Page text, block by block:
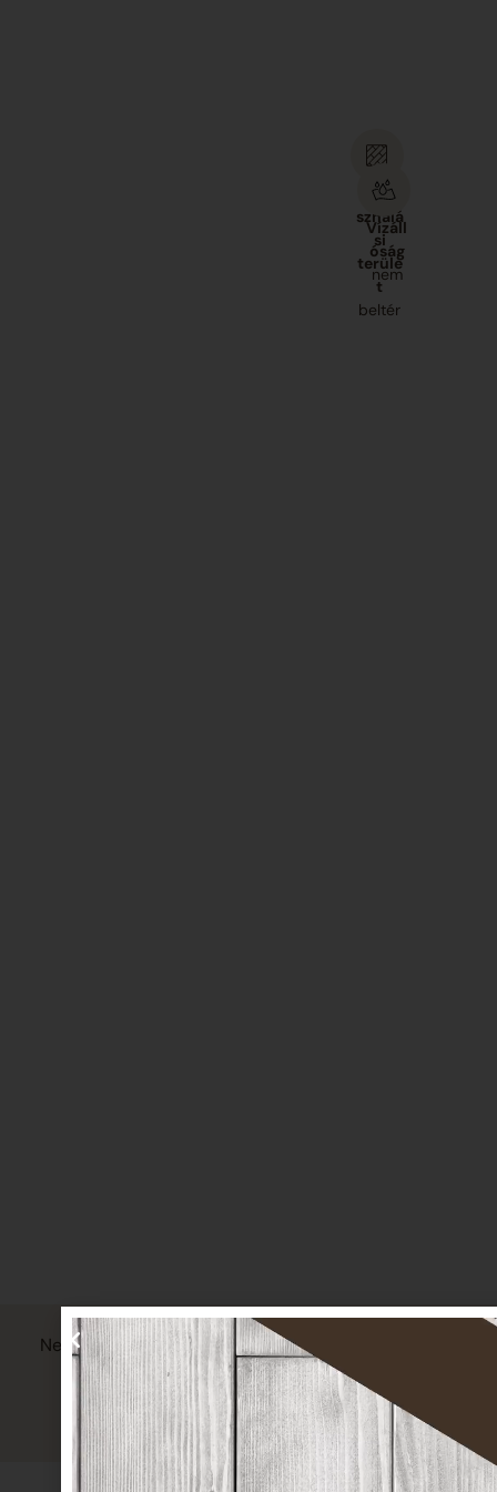
Felha
sználá
si
terüle
t
beltér
Vízáll
óság
nem
Nem biztos benne, hogy ez az Ön számára tökéletes
termék?Segítünk kiválasztani a legjobbat!
Kapcsolatfelvétel